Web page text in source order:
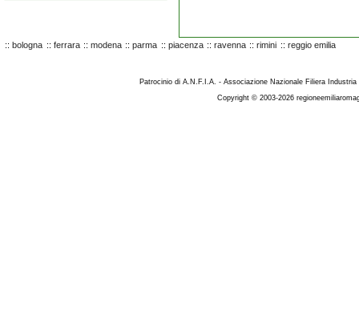
:: bologna :: ferrara :: modena :: parma :: piacenza :: ravenna :: rimini :: reggio emilia
Patrocinio di A.N.F.I.A. - Associazione Nazionale Filiera
Copyright © 2003-2026